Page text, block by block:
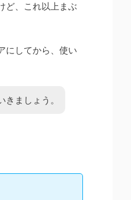
ど、これ以上まぶ
にしてから、使い
きましょう。